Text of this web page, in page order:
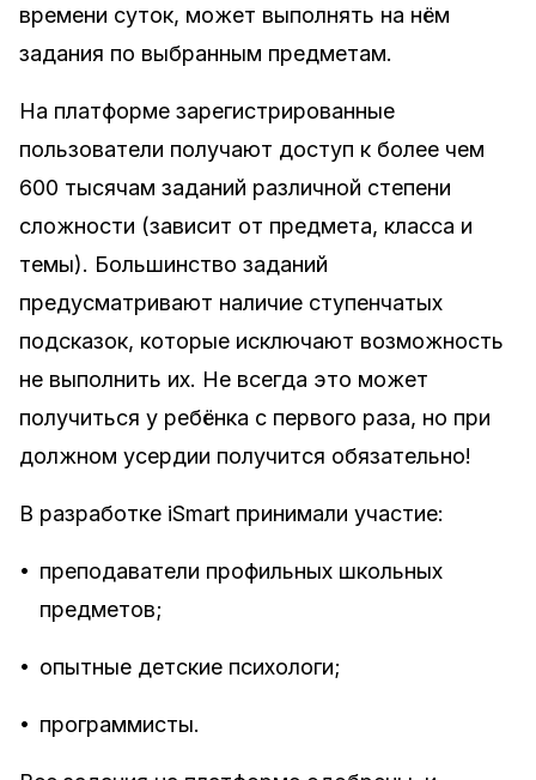
времени суток, может выполнять на нём
задания по выбранным предметам.
На платформе зарегистрированные
пользователи получают доступ к более чем
600 тысячам заданий различной степени
сложности (зависит от предмета, класса и
темы). Большинство заданий
предусматривают наличие ступенчатых
подсказок, которые исключают возможность
не выполнить их. Не всегда это может
получиться у ребёнка с первого раза, но при
должном усердии получится обязательно!
В разработке iSmart принимали участие:
• преподаватели профильных школьных
предметов;
• опытные детские психологи;
• программисты.